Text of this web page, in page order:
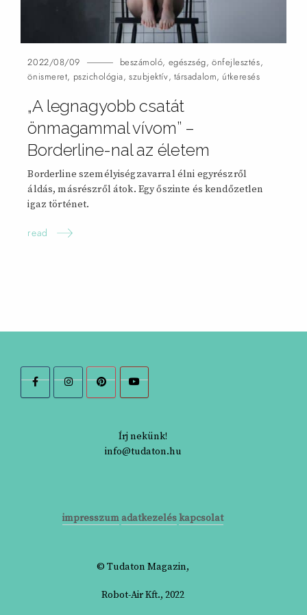
2022/08/09 beszámoló, egészség,önfejlesztés,
önismeret, pszichológia,szubjektív, társadalom, útkeresés
„A legnagyobb csatát
önmagammal vívom” –
Borderline-nal az életem
Borderline személyiségzavarral élni egyrészről
áldás, másrészről átok. Egy őszinte és kendőzetlen
igaz történet.
read
Írj nekünk!
info@tudaton.hu
impresszum adatkezeléskapcsolat
© Tudaton Magazin,
Robot-Air Kft., 2022